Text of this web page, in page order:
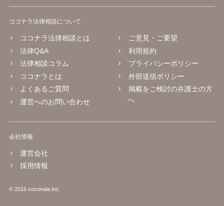
ココナラ法律相談について
ココナラ法律相談とは
法律Q&A
法律相談コラム
ココナラとは
よくあるご質問
運営へのお問い合わせ
ご意見・ご要望
利用規約
プライバシーポリシー
外部送信ポリシー
掲載をご検討の弁護士の方
へ
会社情報
運営会社
採用情報
© 2016 coconala Inc.